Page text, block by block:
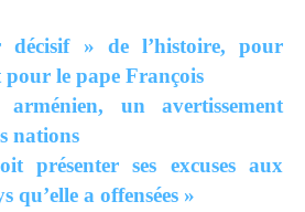
décisif » de l’histoire, pour
le pape François
un avertissement
nations
présenter ses excuses aux
qu’elle a offensées »